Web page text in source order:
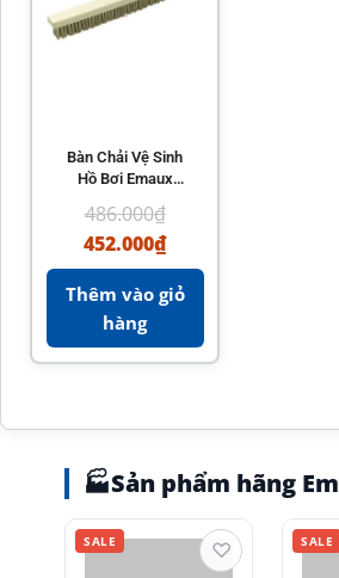
Bàn Chải Vệ Sinh
Hồ Bơi Emaux
Cao Cấp
486.000₫
452.000₫
Thêm vào giỏ
hàng
🏭Sản phẩm hãng
SALE ♡ SALE